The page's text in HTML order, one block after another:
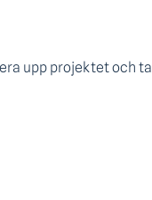
upp projektet och ta